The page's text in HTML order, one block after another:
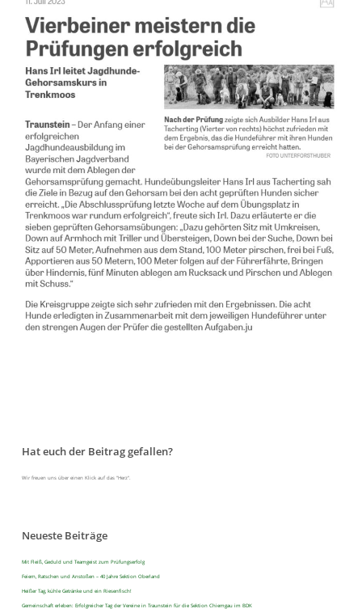
Hat euch der Beitrag gefallen?
Wir freuen uns über einen Klick auf das "Herz".
Neueste Beiträge
Mit Fleiß, Geduld und Teamgeist zum Prüfungserfolg
Feiern, Ratschen und Anstoßen – 40 Jahre Sektion Oberland
Heißer Tag, kühle Getränke und ein Riesenfisch!
Gemeinschaft erleben: Erfolgreicher Tag der Vereine in Traunstein für die Sektion Chiemgau im BDK